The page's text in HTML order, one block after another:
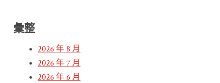
彙整
2026 年 8 月
2026 年 7 月
2026 年 6 月